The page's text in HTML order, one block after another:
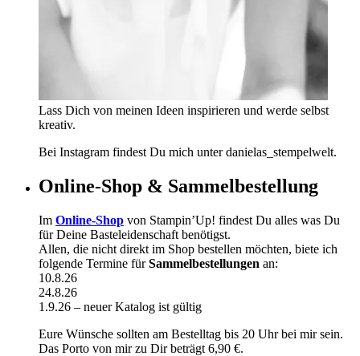
Lass Dich von meinen Ideen inspirieren und werde selbst
kreativ.
Bei Instagram findest Du mich unter danielas_stempelwelt.
Online-Shop & Sammelbestellung
Im Online-Shop von Stampin’Up! findest Du alles was Du
für Deine Basteleidenschaft benötigst.
Allen, die nicht direkt im Shop bestellen möchten, biete ich
folgende Termine fürSammelbestellungen an:
10.8.26
24.8.26
1.9.26 – neuer Katalog ist gültig
Eure Wünsche sollten am Bestelltag bis 20 Uhr bei mir sein.
Das Porto von mir zu Dir beträgt 6,90 €.